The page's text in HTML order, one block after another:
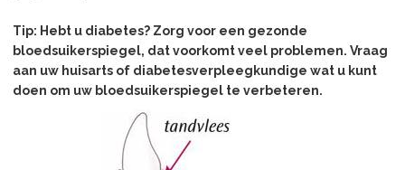
Tip: Hebt u diabetes? Zorg voor een gezonde
bloedsuikerspiegel, dat voorkomt veel problemen. Vraag
aan uw huisarts of diabetesverpleegkundige wat u kunt
doen om uw bloedsuikerspiegel te verbeteren.